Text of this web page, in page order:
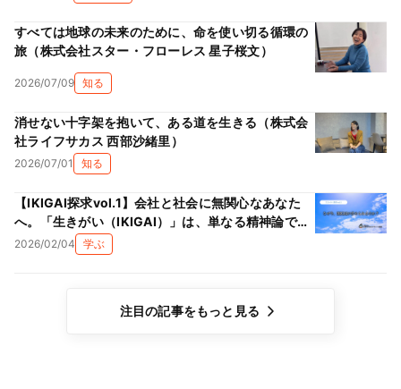
すべては地球の未来のために、命を使い切る循環の
旅（株式会社スター・フローレス 星子桜文）
2026/07/09 知る
消せない十字架を抱いて、ある道を生きる（株式会
社ライフサカス 西部沙緒里）
2026/07/01 知る
【IKIGAI探求vol.1】会社と社会に無関心なあなた
へ。「生きがい（IKIGAI）」は、単なる精神論では
ない理由
2026/02/04 学ぶ
注目の記事をもっと見る